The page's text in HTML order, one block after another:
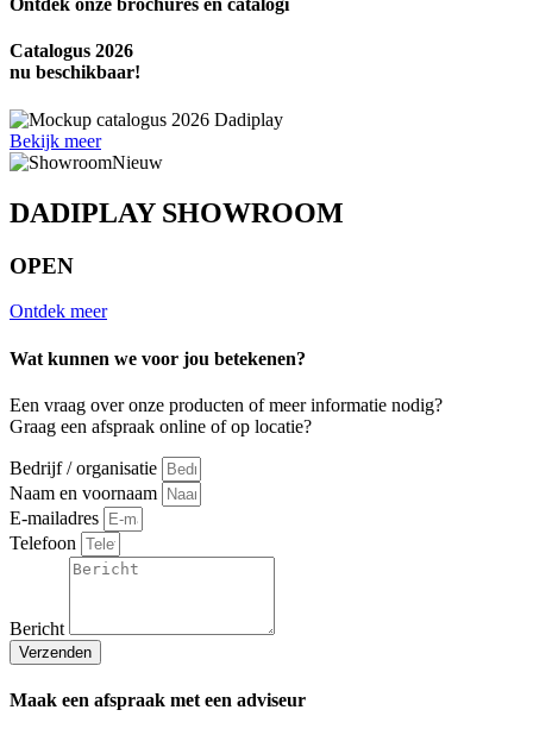
gekozen
Ontdek onze brochures en catalogi
Catalogus 2026
nu beschikbaar!
Bekijk meer
DADIPLAY SHOWROOM
OPEN
Ontdek meer
Wat kunnen we voor jou betekenen?
Een vraag over onze producten of meer informatie nodig?
Graag een afspraak online of op locatie?
Bedrijf / organisatie
Naam en voornaam
E-mailadres
Telefoon
Bericht
Verzenden
Maak een afspraak met een adviseur